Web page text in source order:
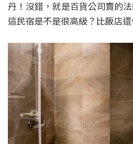
丹！沒錯，就是百貨公司賣的
這民宿是不是很高級？比飯店還